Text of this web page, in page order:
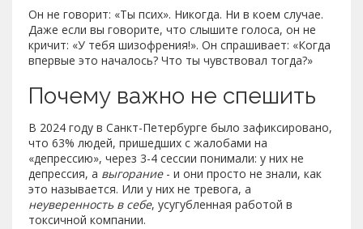
Он не говорит: «Ты псих». Никогда. Ни в коем случае.
Даже если вы говорите, что слышите голоса, он не
кричит: «У тебя шизофрения!». Он спрашивает: «Когда
впервые это началось? Что ты чувствовал тогда?»
Почему важно не спешить
В 2024 году в Санкт-Петербурге было зафиксировано,
что 63% людей, пришедших с жалобами на
«депрессию», через 3-4 сессии понимали: у них не
депрессия, а выгорание- и они просто не знали, как
это называется. Или у них не тревога, а
неуверенность в себе, усугубленная работой в
токсичной компании.